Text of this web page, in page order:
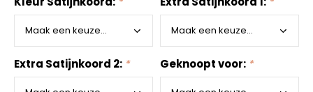
Extra Satijnkoord 2: * Geknoopt voor: *